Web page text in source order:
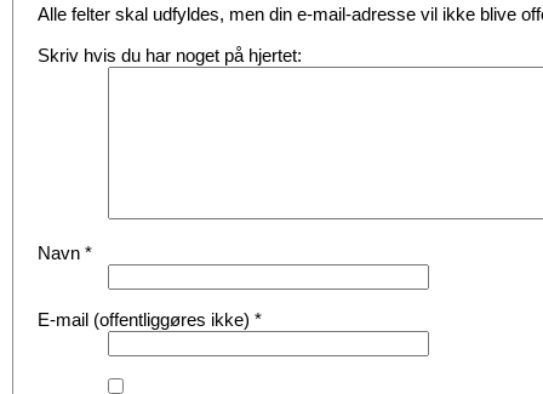
Alle felter skal udfyldes, men din e-mail-adresse vil ikke blive
Skriv hvis du har noget på hjertet:
Navn *
E-mail (offentliggøres ikke) *